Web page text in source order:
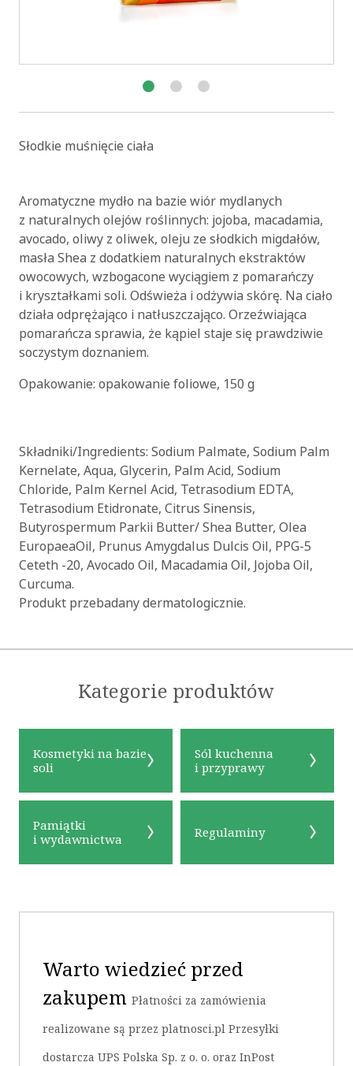
Słodkie muśnięcie ciała
Aromatyczne mydło na bazie wiór mydlanych
z naturalnych olejów roślinnych: jojoba, macadamia,
avocado, oliwy z oliwek, oleju ze słodkich migdałów,
masła Shea z dodatkiem naturalnych ekstraktów
owocowych, wzbogacone wyciągiem z pomarańczy
i kryształkami soli. Odświeża i odżywia skórę. Na ciało
działa odprężająco i natłuszczająco. Orzeźwiająca
pomarańcza sprawia, że kąpiel staje się prawdziwie
soczystym doznaniem.
Opakowanie: opakowanie foliowe, 150 g
Składniki/Ingredients: Sodium Palmate, Sodium Palm
Kernelate, Aqua, Glycerin, Palm Acid, Sodium
Chloride, Palm Kernel Acid, Tetrasodium EDTA,
Tetrasodium Etidronate, Citrus Sinensis,
Butyrospermum Parkii Butter/ Shea Butter, Olea
EuropaeaOil, Prunus Amygdalus Dulcis Oil, PPG-5
Ceteth -20, Avocado Oil, Macadamia Oil, Jojoba Oil,
Curcuma.
Produkt przebadany dermatologicznie.
Kategorie produktów
Kosmetyki na bazie
soli
Sól kuchenna
i przyprawy
Pamiątki
i wydawnictwa Regulaminy
Warto wiedzieć przed
zakupem Płatności za zamówienia
realizowane są przez platnosci.pl Przesyłki
dostarcza UPS Polska Sp. z o. o. oraz InPost